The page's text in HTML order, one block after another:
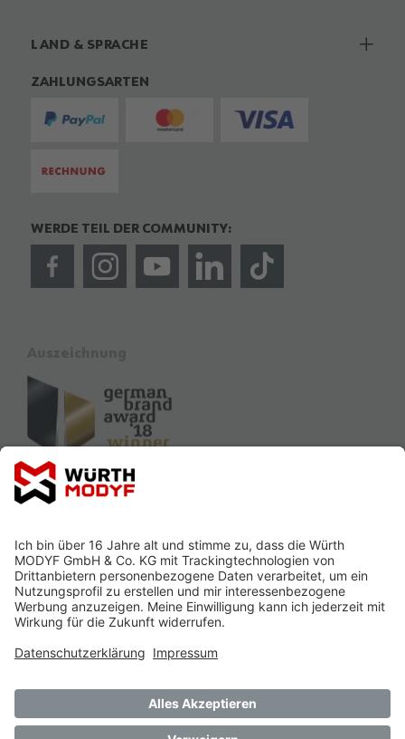
LAND & SPRACHE
ZAHLUNGSARTEN
WERDE TEIL DER COMMUNITY:
Sponsoring Partner
Ausbildung